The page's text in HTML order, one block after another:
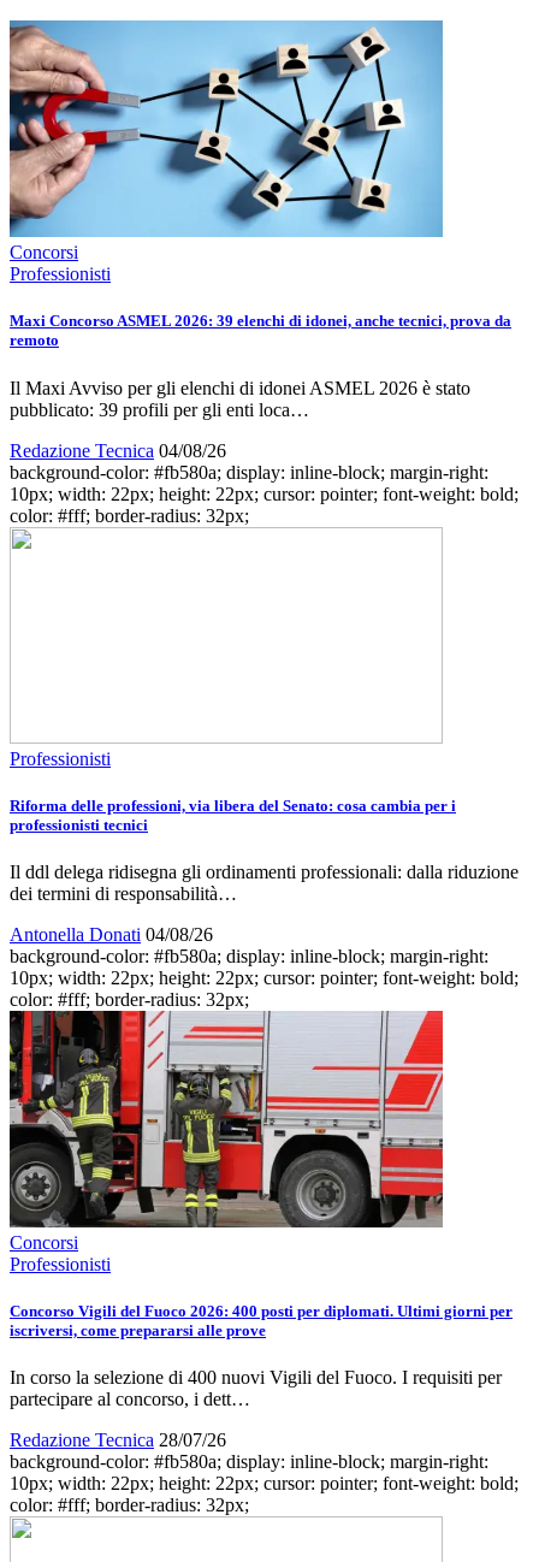
Concorsi
Professionisti
Maxi Concorso ASMEL 2026: 39 elenchi di idonei, anche tecnici, prova da
remoto
Il Maxi Avviso per gli elenchi di idonei ASMEL 2026 è stato
pubblicato: 39 profili per gli enti loca…
Redazione Tecnica 04/08/26
background-color: #fb580a; display: inline-block; margin-right:
10px; width: 22px; height: 22px; cursor: pointer; font-weight: bold;
color: #fff; border-radius: 32px;
Professionisti
Riforma delle professioni, via libera del Senato: cosa cambia per i
professionisti tecnici
Il ddl delega ridisegna gli ordinamenti professionali: dalla riduzione
dei termini di responsabilità…
Antonella Donati 04/08/26
background-color: #fb580a; display: inline-block; margin-right:
10px; width: 22px; height: 22px; cursor: pointer; font-weight: bold;
color: #fff; border-radius: 32px;
Concorsi
Professionisti
Concorso Vigili del Fuoco 2026: 400 posti per diplomati. Ultimi giorni per
iscriversi, come prepararsi alle prove
In corso la selezione di 400 nuovi Vigili del Fuoco. I requisiti per
partecipare al concorso, i dett…
Redazione Tecnica 28/07/26
background-color: #fb580a; display: inline-block; margin-right:
10px; width: 22px; height: 22px; cursor: pointer; font-weight: bold;
color: #fff; border-radius: 32px;